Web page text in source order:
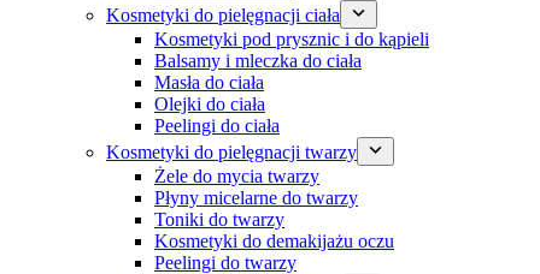
Kosmetyki do pielęgnacji ciała
Kosmetyki pod prysznic i do kąpieli
Balsamy i mleczka do ciała
Masła do ciała
Olejki do ciała
Peelingi do ciała
Kosmetyki do pielęgnacji twarzy
Żele do mycia twarzy
Płyny micelarne do twarzy
Toniki do twarzy
Kosmetyki do demakijażu oczu
Peelingi do twarzy